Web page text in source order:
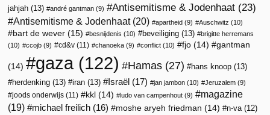
jahjah (13) andré gantman (9) Antisemitisme & Jodenhaat (23)
Antisemitisme & Jodenhaat(20) apartheid (9) Auschwitz (10)
bart de wever (15) besnijdenis (10) beveiliging (13)
brigitte herremans
(10)
ccojb (9) cd&v (11) chanoeka (9) conflict (10) fjo (14) gantman
(14) gaza (122) Hamas (27) hans knoop (13)
herdenking (13) iran (13) Israël (17) jan jambon (10) Jeruzalem (9)
joods onderwijs (11) kkl (14) ludo van campenhout (9)
magazine
(19)
michael freilich (16) moshe aryeh friedman (14) n-va (12)